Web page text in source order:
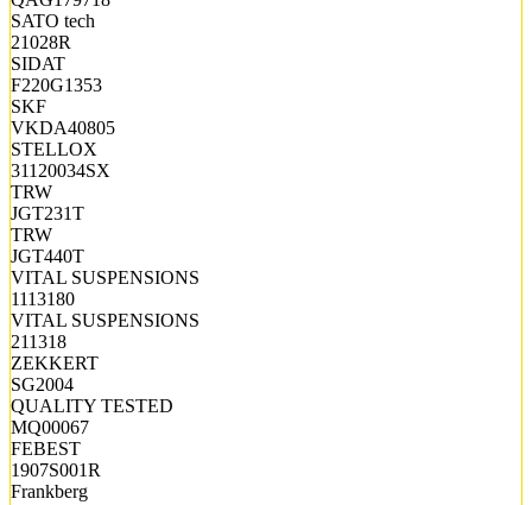
SATO tech
21028R
SIDAT
F220G1353
SKF
VKDA40805
STELLOX
31120034SX
TRW
JGT231T
TRW
JGT440T
VITAL SUSPENSIONS
1113180
VITAL SUSPENSIONS
211318
ZEKKERT
SG2004
QUALITY TESTED
MQ00067
FEBEST
1907S001R
Frankberg